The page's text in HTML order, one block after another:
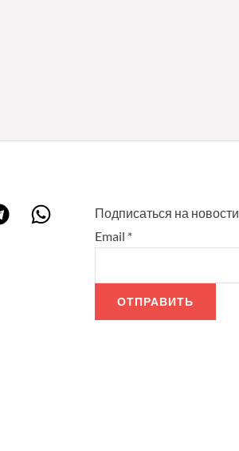
Подписаться на новости
Email *
ОТПРАВИТЬ